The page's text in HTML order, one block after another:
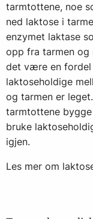
tarmtottene, noe
ned laktose i
enzymet laktase
opp fra tarmen og
det være en fordel
laktoseholdige
og tarmen er
tarmtottene
bruke
igjen.
Les mer om